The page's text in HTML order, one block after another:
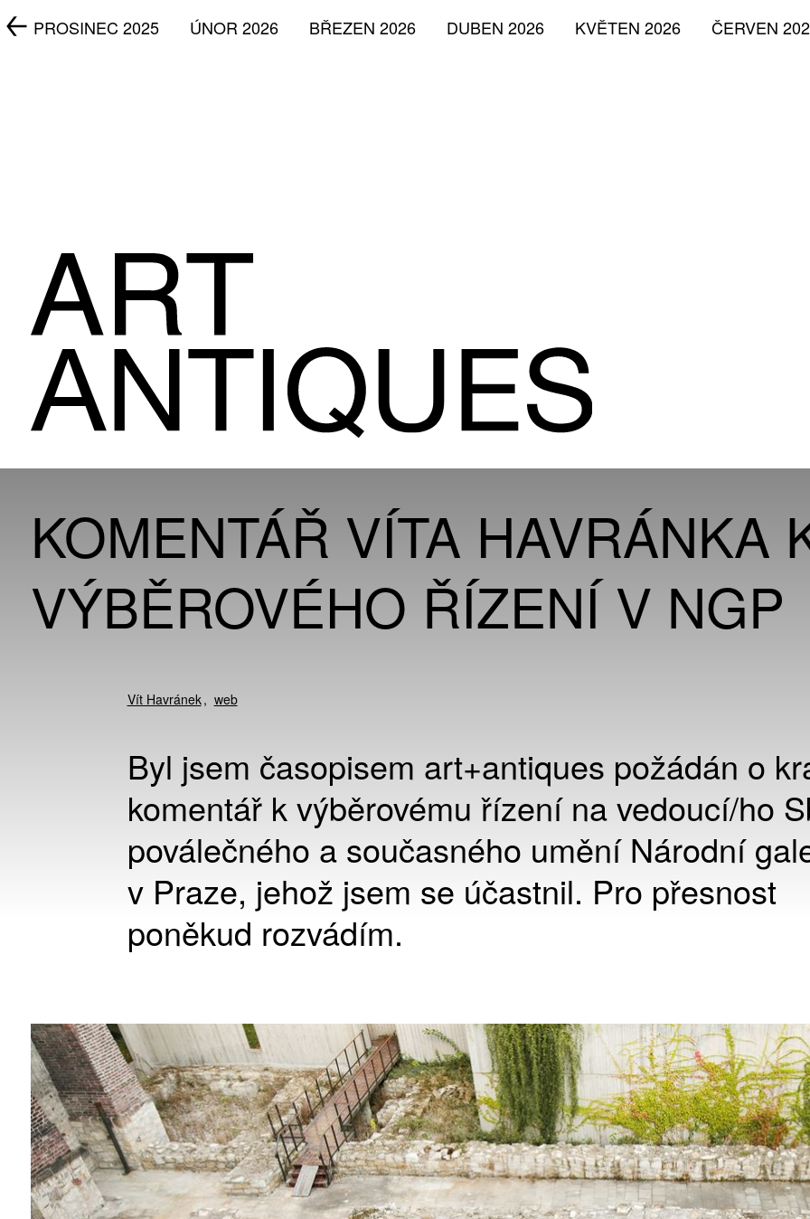
ČERVEN
KVĚTEN 2026
DUBEN 2026
BŘEZEN 2026
ÚNOR 2026
PROSINEC 2025
KOMENTÁŘ VÍTA HAVRÁNKA
VÝBĚROVÉHO ŘÍZENÍ V NGP
Vít Havránek web
Byl jsem časopisem art+antiques požádán o
komentář k výběrovému řízení na vedoucí/ho
poválečného a současného umění Národní
v Praze, jehož jsem se účastnil. Pro přesnost
poněkud rozvádím.